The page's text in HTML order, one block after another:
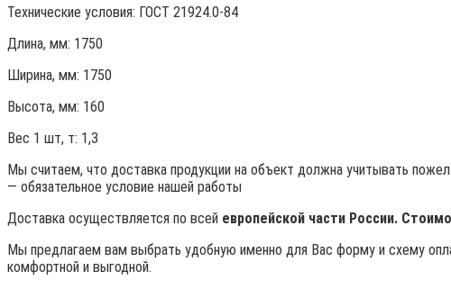
Технические условия: ГОСТ 21924.0-84
Длина, мм: 1750
Ширина, мм: 1750
Высота, мм: 160
Вес 1 шт, т: 1,3
Мы считаем, что доставка продукции на объект должна учитывать
— обязательное условие нашей работы
Доставка осуществляется по всей европейской части России.
Мы предлагаем вам выбрать удобную именно для Вас форму и схему
комфортной и выгодной.